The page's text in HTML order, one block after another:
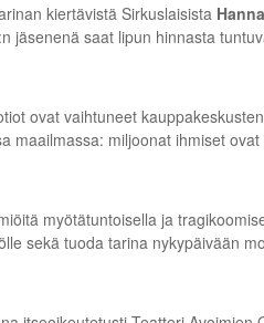
kiertävistä Sirkuslaisista
jäsenenä saat lipun hinnasta
ovat vaihtuneet
miljoonat ihmiset
myötätuntoisella ja
sekä tuoda tarina nykypäivään